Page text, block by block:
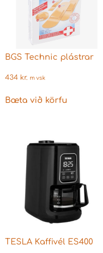
BGS Technic plástrar
434 kr. m vsk
Bæta við körfu
TESLA Kaffivél ES400